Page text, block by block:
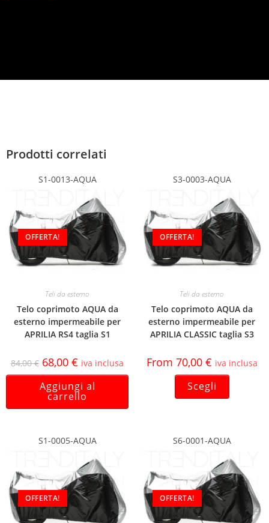
Prodotti correlati
S1-0013-AQUA
OFFERTA!
Teli da esterno
Telo coprimoto AQUA da
esterno impermeabile per
APRILIA RS4 taglia S1
84,00€ 68,00 € iva inclusa
Aggiungi al
carrello
S3-0003-AQUA
OFFERTA!
Teli da esterno
Telo coprimoto AQUA da
esterno impermeabile per
APRILIA CLASSIC taglia S3
From 70,00 € iva inclusa
Scegli
S1-0005-AQUA
OFFERTA!
S6-0001-AQUA
OFFERTA!